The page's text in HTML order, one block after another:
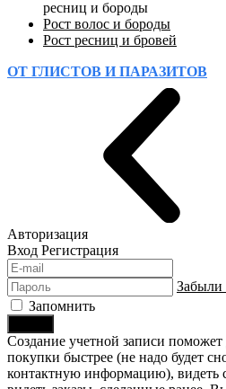
ресниц и бороды
Рост волос и бороды
Рост ресниц и бровей
ОТ ГЛИСТОВ И ПАРАЗИТОВ
Авторизация
Вход Регистрация
Забыли
Запомнить
Создание учетной записи
покупки быстрее (не надо будет
контактную информацию), видеть